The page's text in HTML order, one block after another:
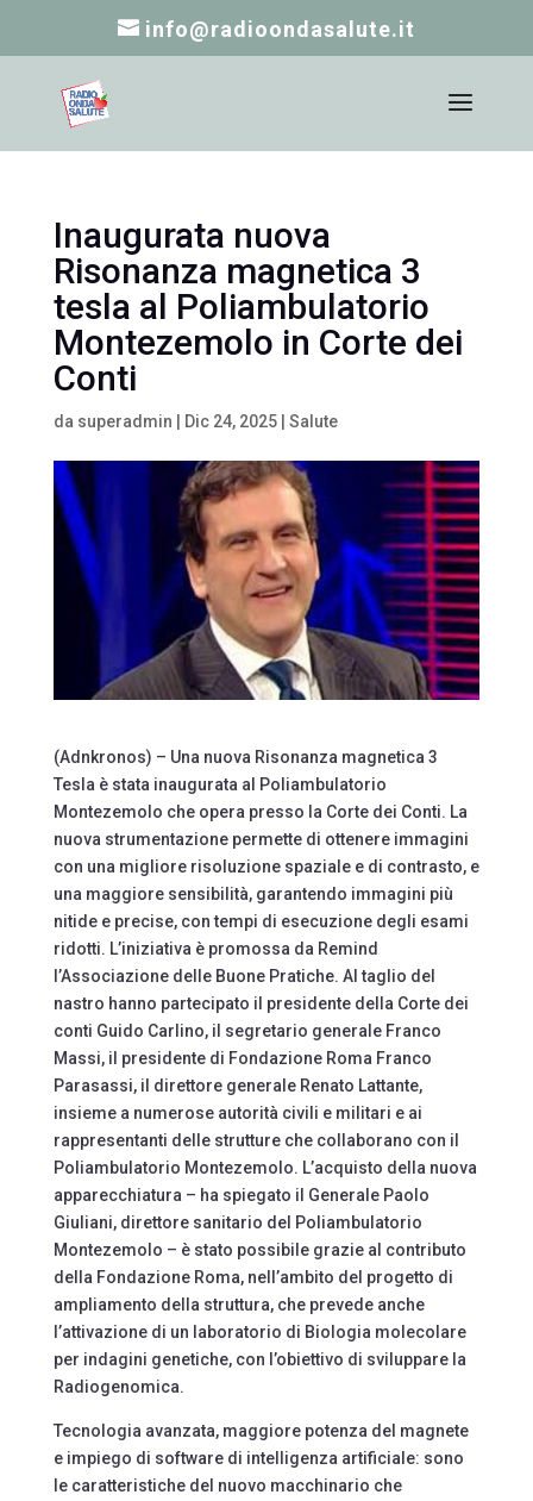
info@radioondasalute.it
Inaugurata nuova
Risonanza magnetica 3
tesla al Poliambulatorio
Montezemolo in Corte dei
Conti
da superadmin Dic 24, 2025| Salute
(Adnkronos) – Una nuova Risonanza magnetica 3
Tesla è stata inaugurata al Poliambulatorio
Montezemolo che opera presso la Corte dei Conti. La
nuova strumentazione permette di ottenere immagini
con una migliore risoluzione spaziale e di contrasto, e
una maggiore sensibilità, garantendo immagini più
nitide e precise, con tempi di esecuzione degli esami
ridotti. L’iniziativa è promossa da Remind
l’Associazione delle Buone Pratiche. Al taglio del
nastro hanno partecipato il presidente della Corte dei
conti Guido Carlino, il segretario generale Franco
Massi, il presidente di Fondazione Roma Franco
Parasassi, il direttore generale Renato Lattante,
insieme a numerose autorità civili e militari e ai
rappresentanti delle strutture che collaborano con il
Poliambulatorio Montezemolo. L’acquisto della nuova
apparecchiatura – ha spiegato il Generale Paolo
Giuliani, direttore sanitario del Poliambulatorio
Montezemolo – è stato possibile grazie al contributo
della Fondazione Roma, nell’ambito del progetto di
ampliamento della struttura, che prevede anche
l’attivazione di un laboratorio di Biologia molecolare
per indagini genetiche, con l’obiettivo di sviluppare la
Radiogenomica.
Tecnologia avanzata, maggiore potenza del magnete
e impiego di software di intelligenza artificiale: sono
le caratteristiche del nuovo macchinario che